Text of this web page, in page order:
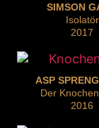
SIMSON
Isolatör
2017
ASP
Der
2016